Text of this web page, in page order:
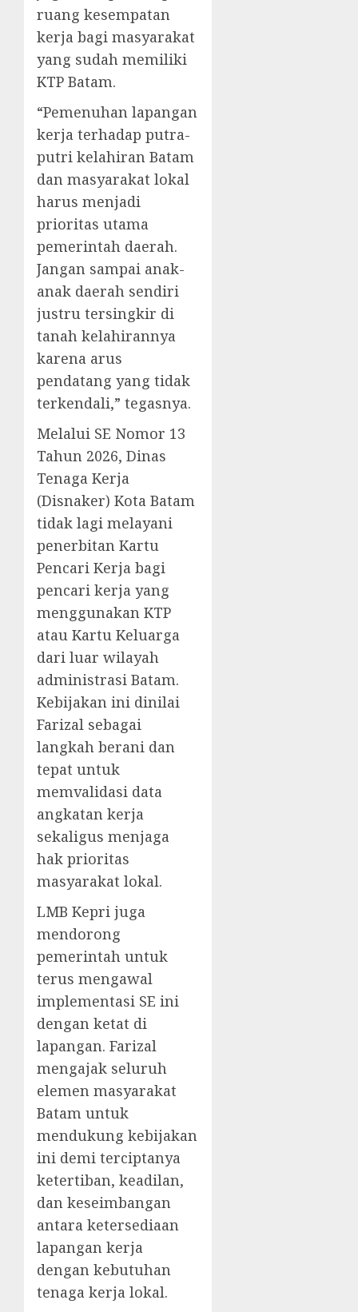
ruang kesempatan
kerja bagi masyarakat
yang sudah memiliki
KTP Batam.
“Pemenuhan lapangan
kerja terhadap putra-
putri kelahiran Batam
dan masyarakat lokal
harus menjadi
prioritas utama
pemerintah daerah.
Jangan sampai anak-
anak daerah sendiri
justru tersingkir di
tanah kelahirannya
karena arus
pendatang yang tidak
terkendali,” tegasnya.
Melalui SE Nomor 13
Tahun 2026, Dinas
Tenaga Kerja
(Disnaker) Kota Batam
tidak lagi melayani
penerbitan Kartu
Pencari Kerja bagi
pencari kerja yang
menggunakan KTP
atau Kartu Keluarga
dari luar wilayah
administrasi Batam.
Kebijakan ini dinilai
Farizal sebagai
langkah berani dan
tepat untuk
memvalidasi data
angkatan kerja
sekaligus menjaga
hak prioritas
masyarakat lokal.
LMB Kepri juga
mendorong
pemerintah untuk
terus mengawal
implementasi SE ini
dengan ketat di
lapangan. Farizal
mengajak seluruh
elemen masyarakat
Batam untuk
mendukung kebijakan
ini demi terciptanya
ketertiban, keadilan,
dan keseimbangan
antara ketersediaan
lapangan kerja
dengan kebutuhan
tenaga kerja lokal.